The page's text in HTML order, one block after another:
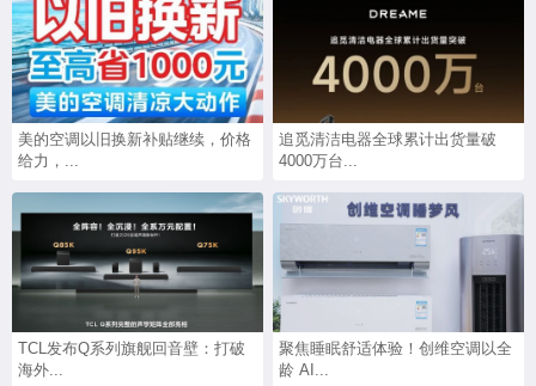
美的空调以旧换新补贴继续，价格
给力，...
追觅清洁电器全球累计出货量破
4000万台...
TCL发布Q系列旗舰回音壁：打破
海外...
聚焦睡眠舒适体验！创维空调以全
龄 AI...